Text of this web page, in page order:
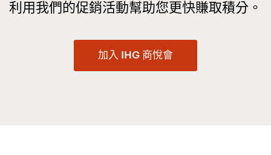
利用我們的促銷活動幫助您更快賺取積分。
加入 IHG 商悅會